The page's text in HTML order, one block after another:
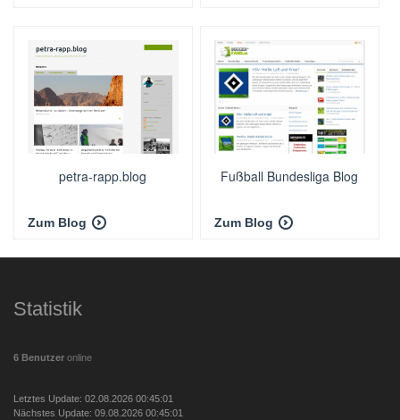
petra-rapp.blog
Zum Blog
Fußball Bundesliga Blog
Zum Blog
Statistik
6 Benutzer online
Letztes Update: 02.08.2026 00:45:01
Nächstes Update: 09.08.2026 00:45:01